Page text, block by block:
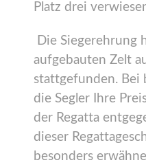
Platz drei
Die Siegerehrung
aufgebauten Zelt
stattgefunden. Bei
die Segler Ihre
der Regatta
dieser
besonders